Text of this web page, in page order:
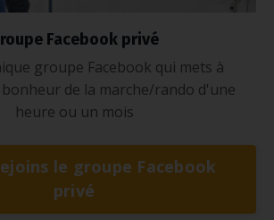
Facebook privé
groupe Facebook qui mets à
de la marche/rando d'une
heure ou un mois
le groupe Facebook
privé